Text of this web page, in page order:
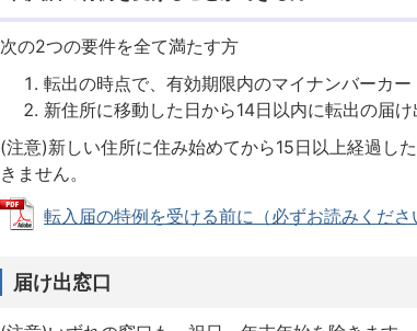
次の2つの要件を全て満たす方
転出の時点で、有効期限内のマイナンバーカ
新住所に移動した日から14日以内に転出の届
(注意)新しい住所に住み始めてから15日以上経過し
きません。
転入届の特例を受ける前に（必ずお読みくだ
届け出窓口